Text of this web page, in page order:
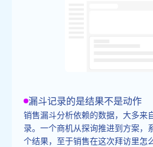
漏斗记录的是结果不是动作
销售漏斗分析依赖的数据，大多来
录。一个商机从探询推进到方案，
个结果，至于销售在这次拜访里怎